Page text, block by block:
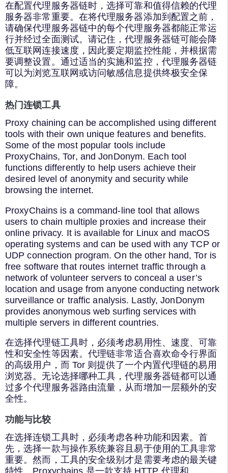
在配置代理服务器链时，选择可靠和值得信赖的代理
服务器非常重要。在将代理服务器添加到配置之前，
请确保代理服务器链中的每个代理服务器都能正常运
行并经过全面测试。请记住，代理服务器链可能会降
低互联网连接速度，因此要定期监控性能，并根据需
要调整设置。通过适当的实施和监控，代理服务器链
可以为浏览互联网或访问敏感信息提供终极安全保
障。
热门连锁工具
Proxy chaining can be accomplished using different
tools with their own unique features and benefits.
Some of the most popular tools include
ProxyChains, Tor, and JonDonym. Each tool
functions differently to help users achieve their
desired level of anonymity and security while
browsing the internet.
ProxyChains is a command-line tool that allows
users to chain multiple proxies and increase their
online privacy. It is available for Linux and macOS
operating systems and can be used with any TCP or
UDP connection program. On the other hand, Tor is
free software that routes internet traffic through a
network of volunteer servers to conceal a user’s
location and usage from anyone conducting network
surveillance or traffic analysis. Lastly, JonDonym
provides anonymous web surfing services with
multiple servers in different countries.
在选择代理链工具时，必须考虑易用性、速度、可靠
性和安全性等因素。代理链非常适合喜欢命令行界面
的高级用户，而 Tor 则提供了一个内置代理链的易用
浏览器。无论选择哪种工具，代理服务器链都可以通
过多个代理服务器路由流量，从而增加一层额外的安
全性。
功能与比较
在选择连锁工具时，必须考虑各种功能和因素。首
先，选择一款与操作系统兼容且易于使用的工具非常
重要。然而，工具的安全级别才是需要考虑的最关键
特性。Proxychains 是一款支持 HTTP 代理和